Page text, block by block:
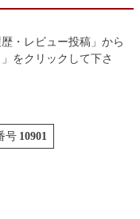
・レビュー投稿」から
をクリックして下さ
号 10901